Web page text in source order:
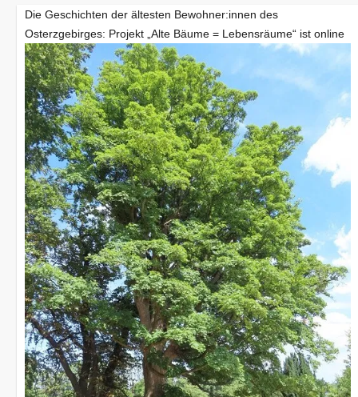
Die Geschichten der ältesten Bewohner:innen des
Osterzgebirges: Projekt „Alte Bäume = Lebensräume“ ist online